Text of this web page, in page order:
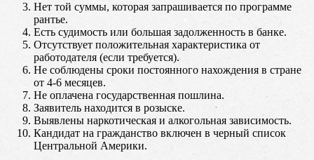
Нет той суммы, которая запрашивается по программе
рантье.
Есть судимость или большая задолженность в банке.
Отсутствует положительная характеристика от
работодателя (если требуется).
Не соблюдены сроки постоянного нахождения в стране
от 4-6 месяцев.
Не оплачена государственная пошлина.
Заявитель находится в розыске.
Выявлены наркотическая и алкогольная зависимость.
Кандидат на гражданство включен в черный список
Центральной Америки.